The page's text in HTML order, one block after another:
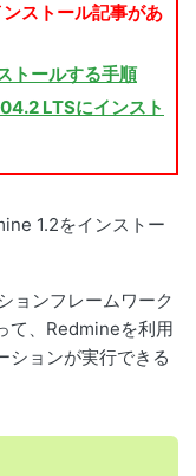
ストール記事があ
トールする手順
LTSにインスト
1.2をインストー
ョンフレームワーク
て、Redmineを利用
ションが実行できる